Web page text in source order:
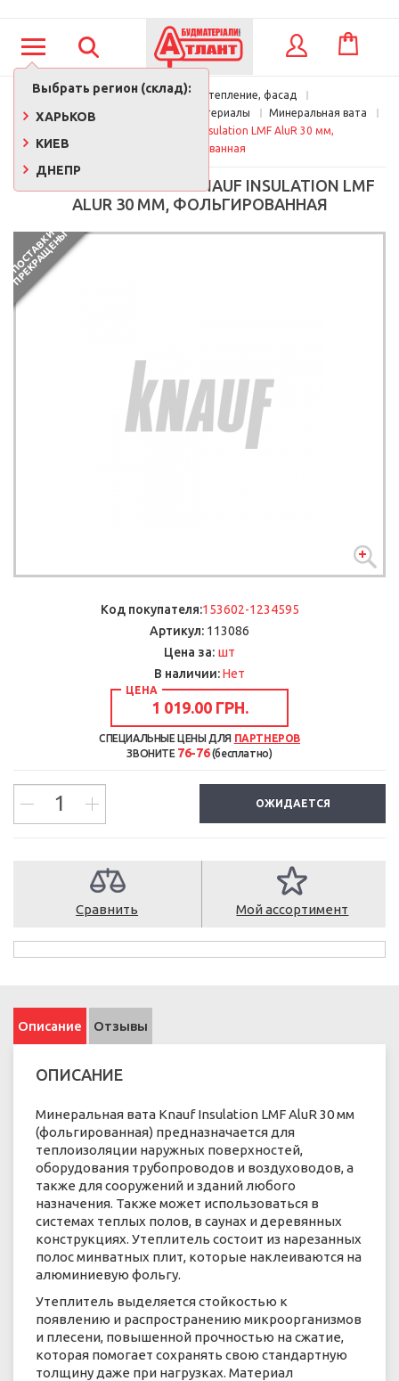
Выбрать регион (склад):
ХАРЬКОВ
КИЕВ
ДНЕПР
КОРЗИНА
Главная
Кровля, утепление, фасад
Утеплители и изоляционные материалы
Минеральная вата
Минеральная вата Knauf Insulation LMF AluR 30 мм,
фольгированная
МИНЕРАЛЬНАЯ ВАТА KNAUF INSULATION LMF
ALUR 30 ММ, ФОЛЬГИРОВАННАЯ
П
О
С
Т
А
В
К
И
П
Р
Е
К
Р
А
Щ
Е
Н
Ы
Код покупателя:153602-1234595
Артикул: 113086
Цена за: шт
В наличии:Нет
ЦЕНА
1 019.00 ГРН.
СПЕЦИАЛЬНЫЕ ЦЕНЫ ДЛЯ ПАРТНЕРОВ
ЗВОНИТЕ 76-76(бесплатно)
ОЖИДАЕТСЯ
Сравнить Мой ассортимент
Описание Отзывы
ОПИСАНИЕ
Минеральная вата Knauf Insulation LMF AluR 30 мм
(фольгированная) предназначается для
теплоизоляции наружных поверхностей,
оборудования трубопроводов и воздуховодов, а
также для сооружений и зданий любого
назначения. Также может использоваться в
системах теплых полов, в саунах и деревянных
конструкциях. Утеплитель состоит из нарезанных
полос минватных плит, которые наклеиваются на
алюминиевую фольгу.
Утеплитель выделяется стойкостью к
появлению и распространению микроорганизмов
и плесени, повышенной прочностью на сжатие,
которая помогает сохранять свою стандартную
толщину даже при нагрузках. Материал